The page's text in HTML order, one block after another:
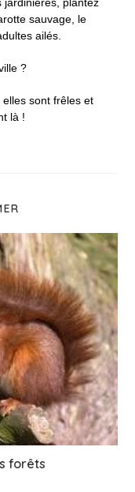
sauvage, le
ailés.
?
sont frêles et
là !
forêts